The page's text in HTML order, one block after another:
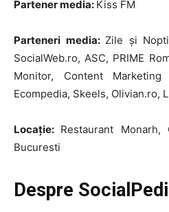
Partener media: Kiss FM
Parteneri media: Zile şi
SocialWeb.ro, ASC, PRIME
Monitor, Content Marketing
Ecompedia, Skeels, Olivian.ro,
Locație: Restaurant
Bucuresti
Despre